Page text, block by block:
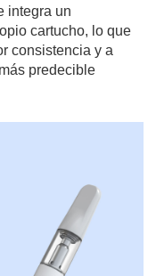
integra un
cartucho, lo que
consistencia y a
predecible